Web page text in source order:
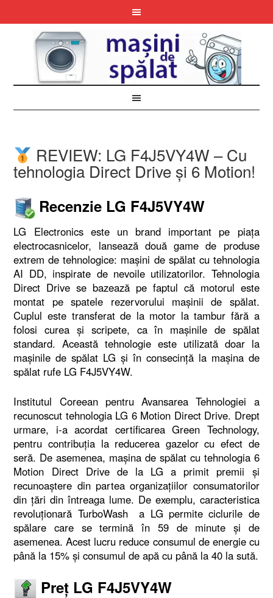
REVIEW: LG F4J5VY4W – Cu
tehnologia Direct Drive și 6 Motion!
Recenzie LG F4J5VY4W
LG Electronics este un brand important pe piața
electrocasnicelor, lansează două game de produse
extrem de tehnologice: mașini de spălat cu tehnologia
AI DD, inspirate de nevoile utilizatorilor. Tehnologia
Direct Drive se bazează pe faptul că motorul este
montat pe spatele rezervorului mașinii de spălat.
Cuplul este transferat de la motor la tambur fără a
folosi curea și scripete, ca în mașinile de spălat
standard. Această tehnologie este utilizată doar la
mașinile de spălat LG și în consecință la maşina de
spălat rufe LG F4J5VY4W.
Institutul Coreean pentru Avansarea Tehnologiei a
recunoscut tehnologia LG 6 Motion Direct Drive. Drept
urmare, i-a acordat certificarea Green Technology,
pentru contribuția la reducerea gazelor cu efect de
seră. De asemenea, mașina de spălat cu tehnologia 6
Motion Direct Drive de la LG a primit premii și
recunoaștere din partea organizațiilor consumatorilor
din țări din întreaga lume. De exemplu, caracteristica
revoluționară TurboWash a LG permite ciclurile de
spălare care se termină în 59 de minute și de
asemenea. Acest lucru reduce consumul de energie cu
până la 15% și consumul de apă cu până la 40 la sută.
Preț LG F4J5VY4W